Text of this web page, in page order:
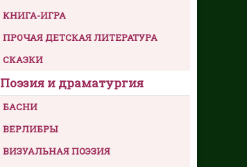
КНИГА-ИГРА
ПРОЧАЯ ДЕТСКАЯ ЛИТЕРАТУРА
СКАЗКИ
Поэзия и драматургия
БАСНИ
ВЕРЛИБРЫ
ВИЗУАЛЬНАЯ ПОЭЗИЯ